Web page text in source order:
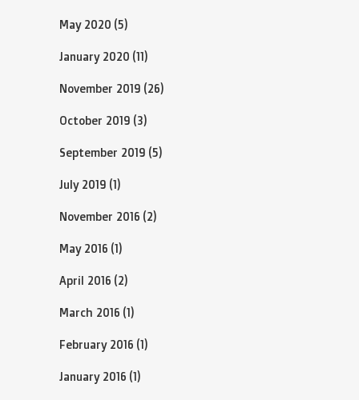
May 2020 (5)
January 2020 (11)
November 2019 (26)
October 2019 (3)
September 2019 (5)
July 2019 (1)
November 2016 (2)
May 2016 (1)
April 2016 (2)
March 2016 (1)
February 2016 (1)
January 2016 (1)